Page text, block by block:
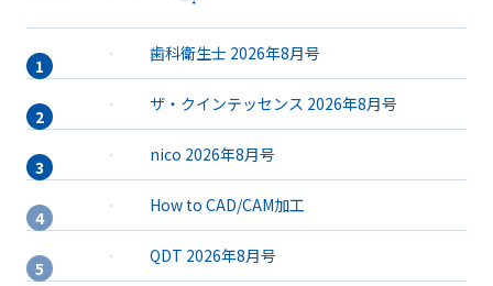
歯科衛生士 2026年8月号
ザ・クインテッセンス 2026年8月号
nico 2026年8月号
How to CAD/CAM加工
QDT 2026年8月号